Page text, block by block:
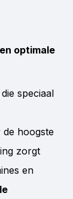
optimale
speciaal
hoogste
zorgt
en